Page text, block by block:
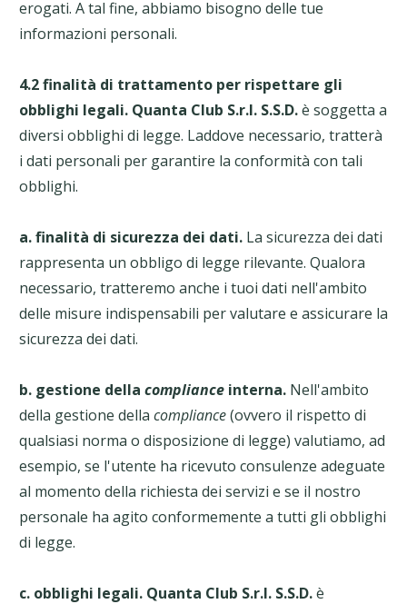
erogati. A tal fine, abbiamo bisogno delle tue
informazioni personali.
4.2 finalità di trattamento per rispettare gli
obblighi legali. Quanta Club S.r.l. S.S.D.è soggetta a
diversi obblighi di legge. Laddove necessario, tratterà
i dati personali per garantire la conformità con tali
obblighi.
a. finalità di sicurezza dei dati. La sicurezza dei dati
rappresenta un obbligo di legge rilevante. Qualora
necessario, tratteremo anche i tuoi dati nell'ambito
delle misure indispensabili per valutare e assicurare la
sicurezza dei dati.
b. gestione della compliance interna. Nell'ambito
della gestione della compliance(ovvero il rispetto di
qualsiasi norma o disposizione di legge) valutiamo, ad
esempio, se l'utente ha ricevuto consulenze adeguate
al momento della richiesta dei servizi e se il nostro
personale ha agito conformemente a tutti gli obblighi
di legge.
c. obblighi legali. Quanta Club S.r.l. S.S.D.è